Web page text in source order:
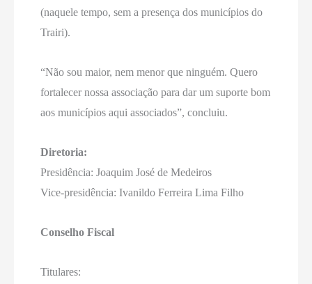
(naquele tempo, sem a presença dos municípios do
Trairi).
“Não sou maior, nem menor que ninguém. Quero
fortalecer nossa associação para dar um suporte bom
aos municípios aqui associados”, concluiu.
Diretoria:
Presidência: Joaquim José de Medeiros
Vice-presidência: Ivanildo Ferreira Lima Filho
Conselho Fiscal
Titulares: